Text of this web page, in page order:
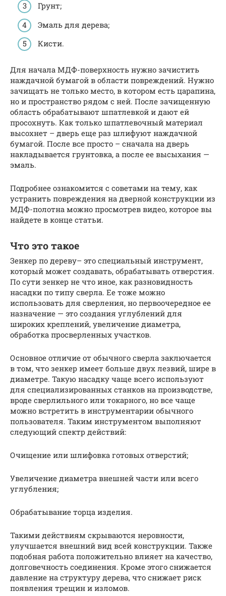
Грунт;
Эмаль для дерева;
Кисти.
Для начала МДФ-поверхность нужно зачистить
наждачной бумагой в области повреждений. Нужно
зачищать не только место, в котором есть царапина,
но и пространство рядом с ней. После зачищенную
область обрабатывают шпатлевкой и дают ей
просохнуть. Как только шпатлевочный материал
высохнет – дверь еще раз шлифуют наждачной
бумагой. После все просто – сначала на дверь
накладывается грунтовка, а после ее высыхания —
эмаль.
Подробнее ознакомится с советами на тему, как
устранить повреждения на дверной конструкции из
МДФ-полотна можно просмотрев видео, которое вы
найдете в конце статьи.
Что это такое
Зенкер по дереву– это специальный инструмент,
который может создавать, обрабатывать отверстия.
По сути зенкер не что иное, как разновидность
насадки по типу сверла. Ее тоже можно
использовать для сверления, но первоочередное ее
назначение — это создания углублений для
широких креплений, увеличение диаметра,
обработка просверленных участков.
Основное отличие от обычного сверла заключается
в том, что зенкер имеет больше двух лезвий, шире в
диаметре. Такую насадку чаще всего используют
для специализированных станков на производстве,
вроде сверлильного или токарного, но все чаще
можно встретить в инструментарии обычного
пользователя. Таким инструментом выполняют
следующий спектр действий:
Очищение или шлифовка готовых отверстий;
Увеличение диаметра внешней части или всего
углубления;
Обрабатывание торца изделия.
Такими действиям скрываются неровности,
улучшается внешний вид всей конструкции. Также
подобная работа положительно влияет на качество,
долговечность соединения. Кроме этого снижается
давление на структуру дерева, что снижает риск
появления трещин и изломов.